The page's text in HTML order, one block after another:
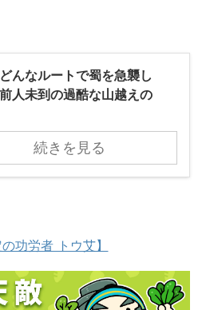
んなルートで蜀を急襲し
人未到の過酷な山越えの
続きを見る
の功労者 トウ艾】